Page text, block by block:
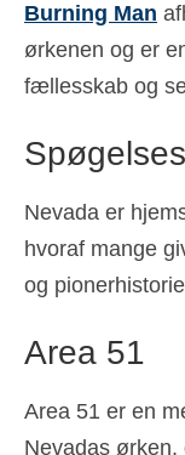
Burning Man
ørkenen og er
fællesskab og
Nevada er
hvoraf mange
og
Area 51
Area 51 er en
Nevadas